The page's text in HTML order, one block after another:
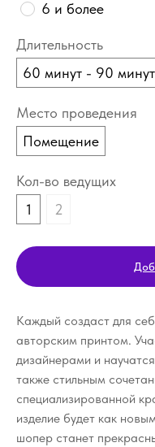
6 и более
Длительность
60 минут - 90 минут
Место проведения
Помещение
Кол-во ведущих
1
2
Каждый создаст для
авторским принтом.
дизайнерами и
также стильным
специализированной
изделие будет как
шопер станет